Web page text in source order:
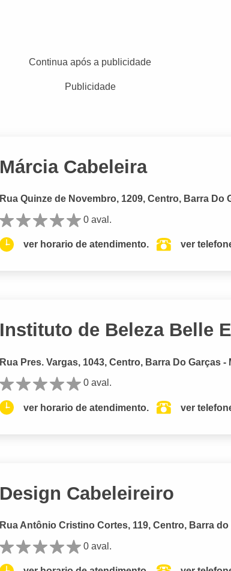
Continua após a publicidade
Publicidade
Márcia Cabeleira
Rua Quinze de Novembro, 1209, Centro, Barra Do
0 aval.
ver horario de atendimento. ver
Instituto de Beleza Belle
Rua Pres. Vargas, 1043, Centro, Barra Do Garças -
0 aval.
ver horario de atendimento. ver
Design Cabeleireiro
Rua Antônio Cristino Cortes, 119, Centro, Barra do
0 aval.